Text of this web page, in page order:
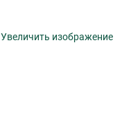
Увеличить изображение